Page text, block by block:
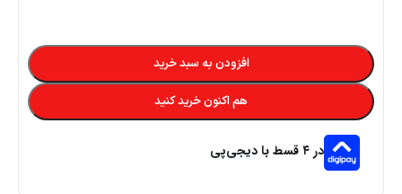
افزودن به سبد خرید
هم اکنون خرید کنید
در ۴ قسط با دیجی‌پی